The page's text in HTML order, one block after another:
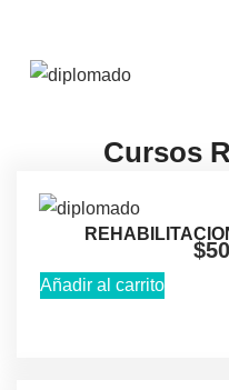
Cursos
$
Añadir al carrito